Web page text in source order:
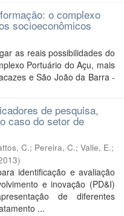
o complexo
socioeconômicos
as reais possibilidades do
Portuário do Açu, mais
e São João da Barra -
de pesquisa,
caso do setor de
C.; Pereira, C.; Valle, E.;
)
identificação e avaliação
e inovação (PD&I)
de diferentes
...